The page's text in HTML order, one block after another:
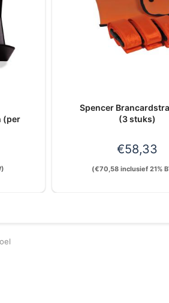
(per
Spencer
(3 stuks)
€58,33
(€70,58 inclusief 21%